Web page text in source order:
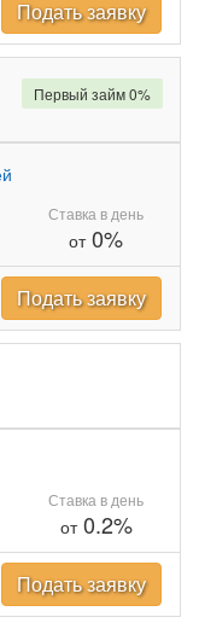
Подать заявку
Ставка в день
от0%
Первый займ 0%
Подать заявку
Ставка в день
от0.2%
Подать заявку